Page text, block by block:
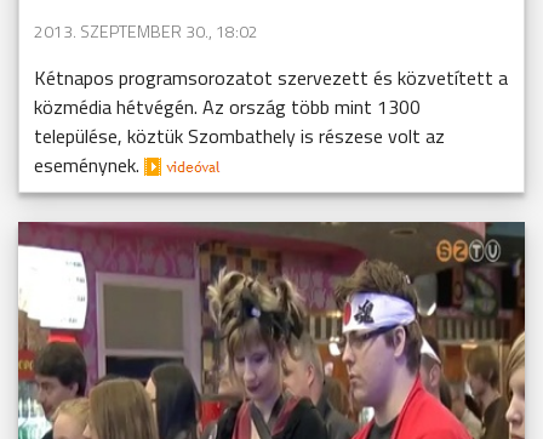
2013. SZEPTEMBER 30., 18:02
Kétnapos programsorozatot szervezett és közvetített a
közmédia hétvégén. Az ország több mint 1300
települése, köztük Szombathely is részese volt az
eseménynek.